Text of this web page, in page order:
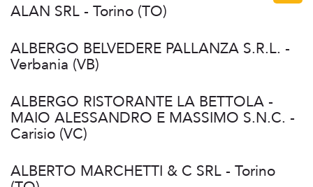
ALAN SRL - Torino (TO)
ALBERGO BELVEDERE PALLANZA S.R.L. -
Verbania (VB)
ALBERGO RISTORANTE LA BETTOLA -
MAIO ALESSANDRO E MASSIMO S.N.C. -
Carisio (VC)
ALBERTO MARCHETTI & C SRL - Torino